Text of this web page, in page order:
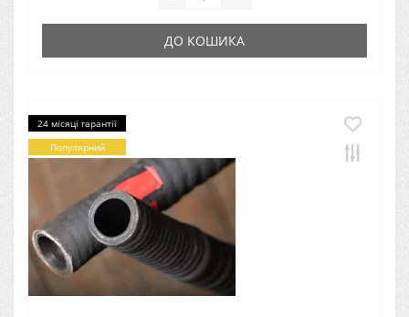
ДО КОШИКА
24 місяці гарантії
Популярний